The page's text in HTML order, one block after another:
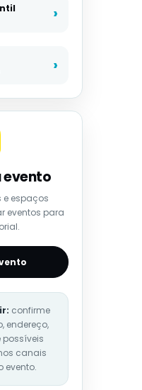
evento
e espaços
eventos para
confirme
endereço,
possíveis
canais
evento.